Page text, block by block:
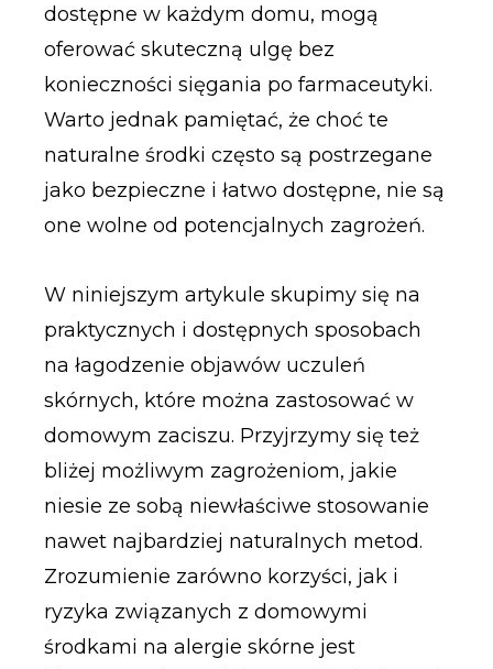
dostępne w każdym domu, mogą
oferować skuteczną ulgę bez
konieczności sięgania po farmaceutyki.
Warto jednak pamiętać, że choć te
naturalne środki często są postrzegane
jako bezpieczne i łatwo dostępne, nie są
one wolne od potencjalnych zagrożeń.
W niniejszym artykule skupimy się na
praktycznych i dostępnych sposobach
na łagodzenie objawów uczuleń
skórnych, które można zastosować w
domowym zaciszu. Przyjrzymy się też
bliżej możliwym zagrożeniom, jakie
niesie ze sobą niewłaściwe stosowanie
nawet najbardziej naturalnych metod.
Zrozumienie zarówno korzyści, jak i
ryzyka związanych z domowymi
środkami na alergie skórne jest